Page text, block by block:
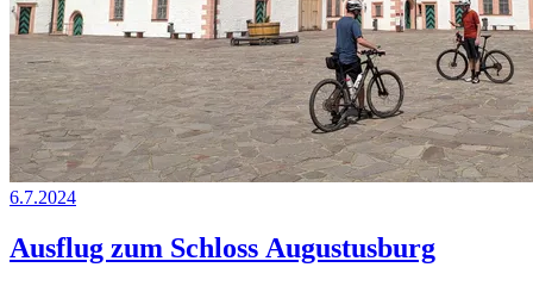
6.7.2024
Ausflug zum Schloss Augustusburg